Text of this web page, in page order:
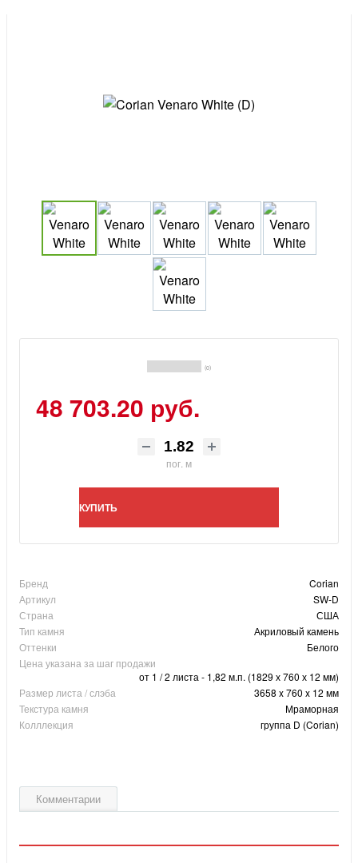
(0)
48 703.20 руб.
пог. м
КУПИТЬ
Бренд
Corian
Артикул
SW-D
Страна
США
Тип камня
Акриловый камень
Оттенки
Белого
Цена указана за шаг продажи
от 1 / 2 листа - 1,82 м.п. (1829 х 760 х 12 мм)
Размер листа / слэба
3658 x 760 x 12 мм
Текстура камня
Мраморная
Колллекция
группа D (Corian)
Комментарии